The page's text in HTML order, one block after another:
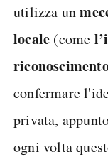
utilizza un
locale (come
confermare
privata,
ogni volta